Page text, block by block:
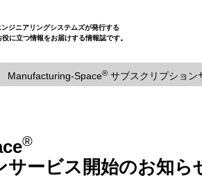
ジニアリングシステムズが発行する
に立つ情報をお届けする情報誌です。
Manufacturing-Space® サブスクリプション
®
ービス開始のお知ら